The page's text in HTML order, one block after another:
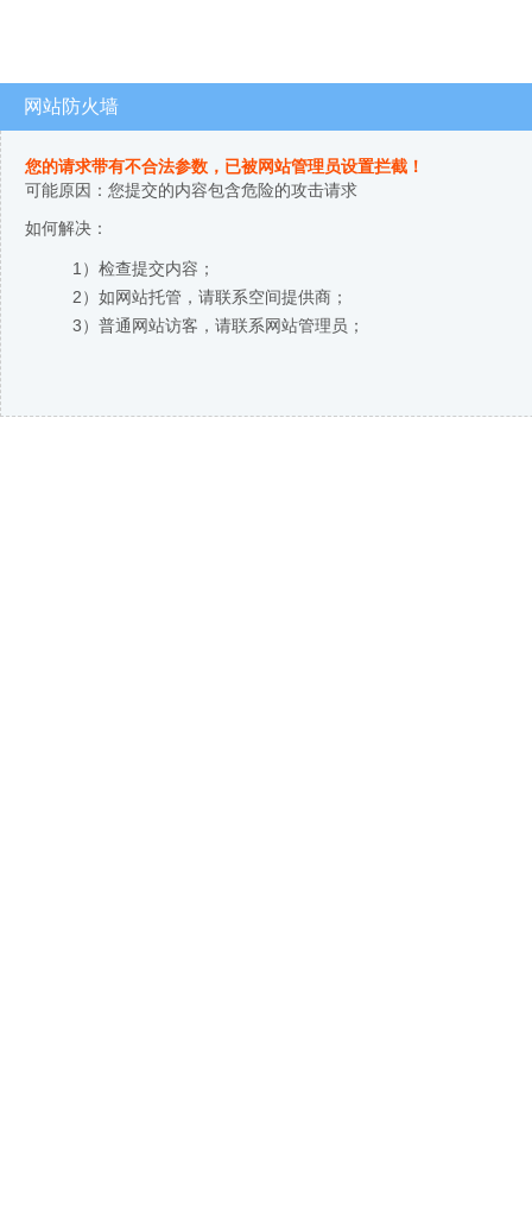
网站防火墙
您的请求带有不合法参数，已被网站管理员设置拦截！
可能原因：您提交的内容包含危险的攻击请求
如何解决：
1）检查提交内容；
2）如网站托管，请联系空间提供商；
3）普通网站访客，请联系网站管理员；